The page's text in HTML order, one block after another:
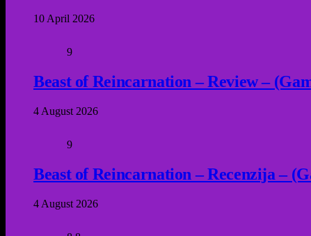
10 April 2026
9
Beast of Reincarnation – Review –
4 August 2026
9
Beast of Reincarnation – Recenzija –
4 August 2026